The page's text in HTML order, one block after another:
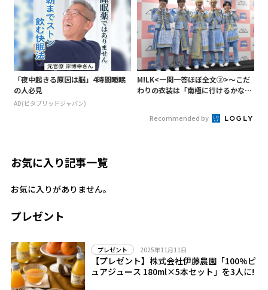
「夜中起きる原因は脳」4時間睡眠
の人必見
AD(ビタブリッドジャパン)
M!LK<一問一答ほぼ全文②>～こだ
わりの衣装は「南極に行けるかなと
Recommended by
お気に入り記事一覧
お気に入りがありません。
プレゼント
プレゼント 2025年11月11日
【プレゼント】株式会社伊藤農園「100%ピ
ュアジュース 180ml×5本セット」を3人に!